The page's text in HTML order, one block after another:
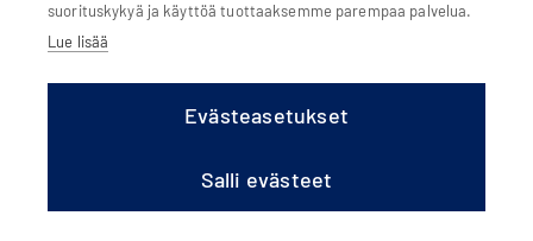
Tietosuojaseloste
suorituskykyä ja käyttöä tuottaaksemme parempaa palvelua.
Lue lisää
Evästeasetukset
Salli evästeet